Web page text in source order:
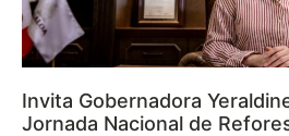
Invita Gobernadora
Jornada Nacional de